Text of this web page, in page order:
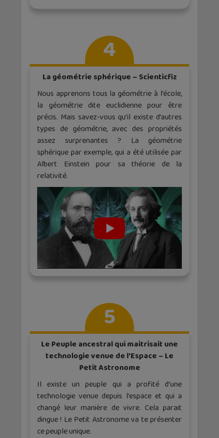
4
La géométrie sphérique – Scienticfiz
Nous apprenons tous la géométrie à l’école,
la géométrie dite euclidienne pour être
précis. Mais savez-vous qu’il existe d’autres
types de géométrie, avec des propriétés
assez surprenantes ? La géométrie
sphérique par exemple, qui a été utilisée par
Albert Einstein pour sa théorie de la
relativité.
5
Le Peuple ancestral qui maitrisait une
technologie venue de l’Espace – Le
Petit Astronome
Il existe un peuple qui a profité d’une
technologie venue depuis l’espace et qui a
changé leur manière de vivre. Cela parait
dingue ! Le Petit Astronome va te présenter
ce peuple unique.